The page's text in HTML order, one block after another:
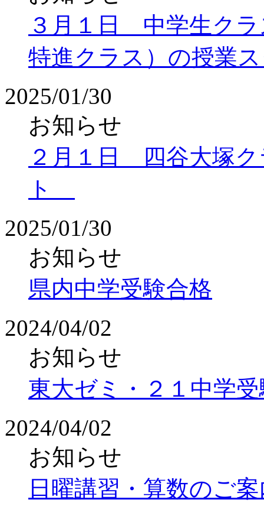
３月１日 中学生クラ
特進クラス）の授業
2025/01/30
お知らせ
２月１日 四谷大塚
ト
2025/01/30
お知らせ
県内中学受験合格
2024/04/02
お知らせ
東大ゼミ・２１中学
2024/04/02
お知らせ
日曜講習・算数のご